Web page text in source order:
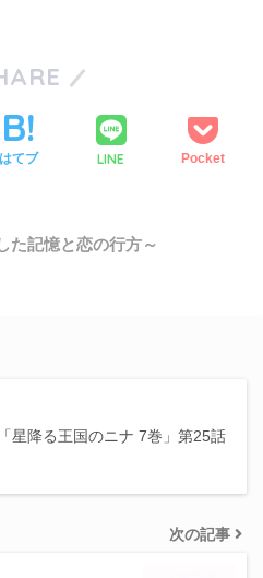
はてブ LINE Pocket
た記憶と恋の行方～
星降る王国のニナ 7巻」第25話
次の記事